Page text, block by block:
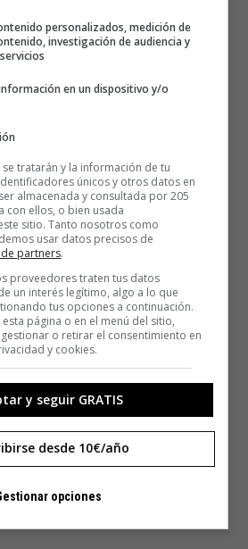
personalizados, medición de
investigación de audiencia y
en un dispositivo y/o
tratarán y la información de tu
únicos y otros datos en
almacenada y consultada por 205
con ellos, o bien usada
sitio. Tanto nosotros como
usar datos precisos de
de partners.
proveedores traten tus datos
un interés legítimo, algo a lo que
tus opciones a continuación.
página o en el menú del sitio,
o retirar el consentimiento en
y cookies.
y seguir GRATIS
desde 10€/año
opciones